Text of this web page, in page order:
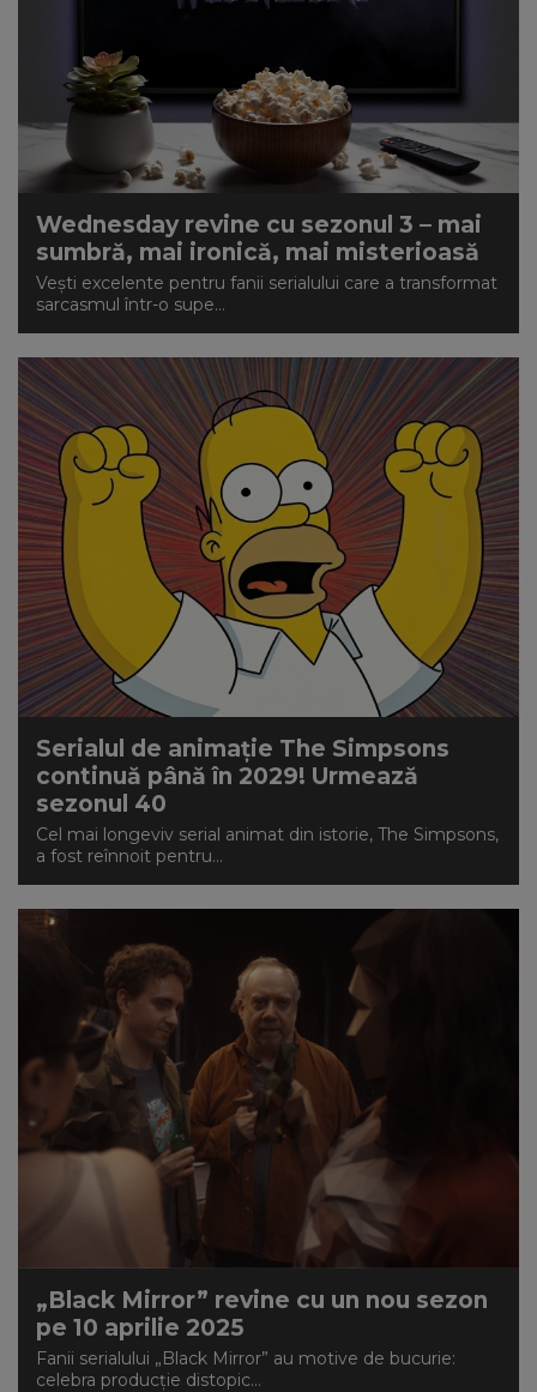
Wednesday revine cu sezonul 3 – mai
sumbră, mai ironică, mai misterioasă
Vești excelente pentru fanii serialului care a transformat
sarcasmul într-o supe...
Serialul de animație The Simpsons
continuă până în 2029! Urmează
sezonul 40
Cel mai longeviv serial animat din istorie, The Simpsons,
a fost reînnoit pentru...
„Black Mirror” revine cu un nou sezon
pe 10 aprilie 2025
Fanii serialului „Black Mirror” au motive de bucurie:
celebra producție distopic...